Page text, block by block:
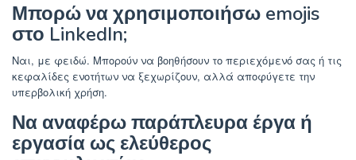
Μπορώ να χρησιμοποιήσω emojis
στο LinkedIn;
Ναι, με φειδώ. Μπορούν να βοηθήσουν το περιεχόμενό σας ή τις
κεφαλίδες ενοτήτων να ξεχωρίζουν, αλλά αποφύγετε την
υπερβολική χρήση.
Να αναφέρω παράπλευρα έργα ή
εργασία ως ελεύθερος